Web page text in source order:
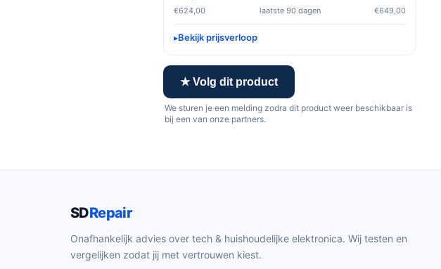
€624,00 laatste 90 dagen €649,00
Bekijk prijsverloop
★ Volg dit product
We sturen je een melding zodra dit product weer beschikbaar is
bij een van onze partners.
SDRepair
Onafhankelijk advies over tech & huishoudelijke elektronica. Wij testen en
vergelijken zodat jij met vertrouwen kiest.